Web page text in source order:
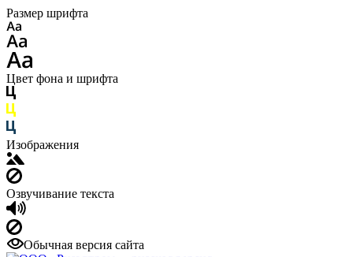
Размер шрифта
Цвет фона и шрифта
Изображения
Озвучивание текста
Обычная версия сайта